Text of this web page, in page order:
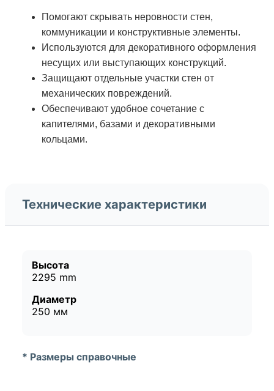
Помогают скрывать неровности стен,
коммуникации и конструктивные элементы.
Используются для декоративного оформления
несущих или выступающих конструкций.
Защищают отдельные участки стен от
механических повреждений.
Обеспечивают удобное сочетание с
капителями, базами и декоративными
кольцами.
Технические характеристики
Высота
2295 mm
Диаметр
250 мм
* Размеры справочные